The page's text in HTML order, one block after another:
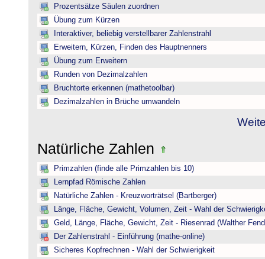
Prozentsätze Säulen zuordnen
Übung zum Kürzen
Interaktiver, beliebig verstellbarer Zahlenstrahl
Erweitern, Kürzen, Finden des Hauptnenners
Übung zum Erweitern
Runden von Dezimalzahlen
Bruchtorte erkennen (mathetoolbar)
Dezimalzahlen in Brüche umwandeln
Natürliche Zahlen
Primzahlen (finde alle Primzahlen bis 10)
Lernpfad Römische Zahlen
Natürliche Zahlen - Kreuzworträtsel (Bartberger)
Länge, Fläche, Gewicht, Volumen, Zeit - Wahl der
Geld, Länge, Fläche, Gewicht, Zeit - Riesenrad (Walther
Der Zahlenstrahl - Einführung (mathe-online)
Sicheres Kopfrechnen - Wahl der Schwierigkeit